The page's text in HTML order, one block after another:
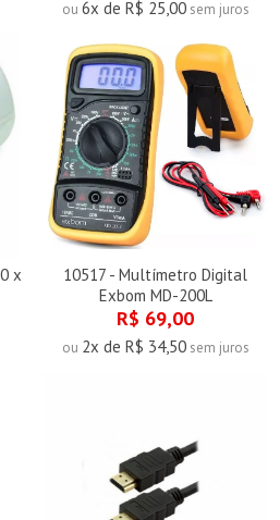
ou 6x de R$ 25,00sem juros
x
10517 - Multímetro Digital
Exbom MD-200L
R$ 69,00
ou 2x de R$ 34,50sem juros